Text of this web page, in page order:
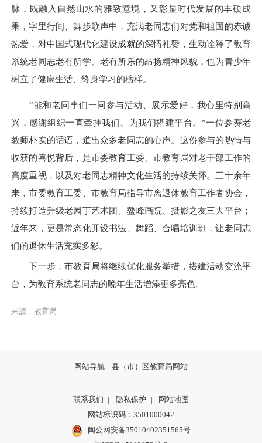
脉，既融入自然山水的雅致意境，又彰显时代发展的丰硕成
果，字里行间、舞步歌声中，充满老同志们对党和祖国的赤诚
热爱，对中国式现代化建设成就的深情礼赞，生动诠释了教育
系统老同志老有所学、老有所乐的昂扬精神风貌，也为青少年
树立了健康生活、终身学习的榜样。
“能和老同事们一同参与活动、展示爱好，我心里特别高
兴，感谢组织一直牵挂我们、为我们搭建平台。”一位参赛老
教师朴实的话语，道出众多老同志的心声。这份参与的热情与
收获的喜悦背后，是市委教育工委、市教育局对老干部工作的
高度重视，以及对老同志精神文化生活的持续关怀。三十余年
来，市委教育工委、市教育局指导市离退休教育工作者协会，
持续打造升级老园丁艺术团、鳌峰画院、摄影之友三大平台；
近年来，更是常态化开设书法、舞蹈、合唱培训班，让老同志
们的退休生活充实多彩。
下一步，市教育局将继续优化服务举措，搭建活动交流平
台，为教育系统老同志的晚年生活增添更多亮色。
来源：教育局
网站导航 县（市）区教育局网站
联系我们 | 隐私保护 |
网站地图
网站标识码：3501000042
闽公网安备35010402351565号